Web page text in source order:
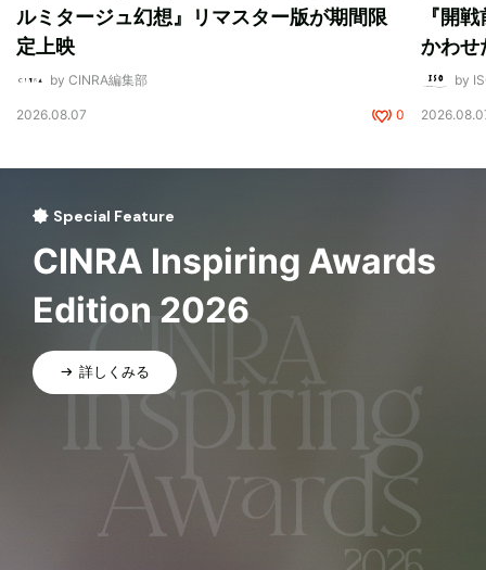
ルミタージュ幻想』リマスター版が期間限
定上映
by CINRA編集部
2026.08.07 0
『開
かわせ
by
Special Feature
CINRA Inspiring Awards
Edition 2026
詳しくみる